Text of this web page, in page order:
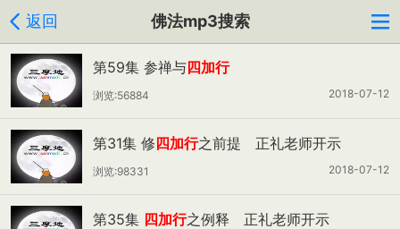
返回 佛法mp3搜索
第59集 参禅与四加行
2018-07-12
浏览:56884
第31集 修四加行之前提 正礼老师开示
2018-07-12
浏览:98331
第35集 四加行之例释 正礼老师开示